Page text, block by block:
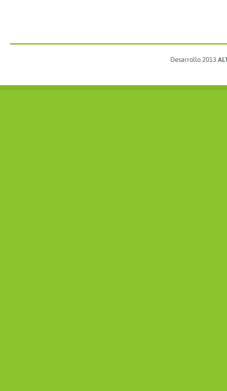
Desarrollo 2013